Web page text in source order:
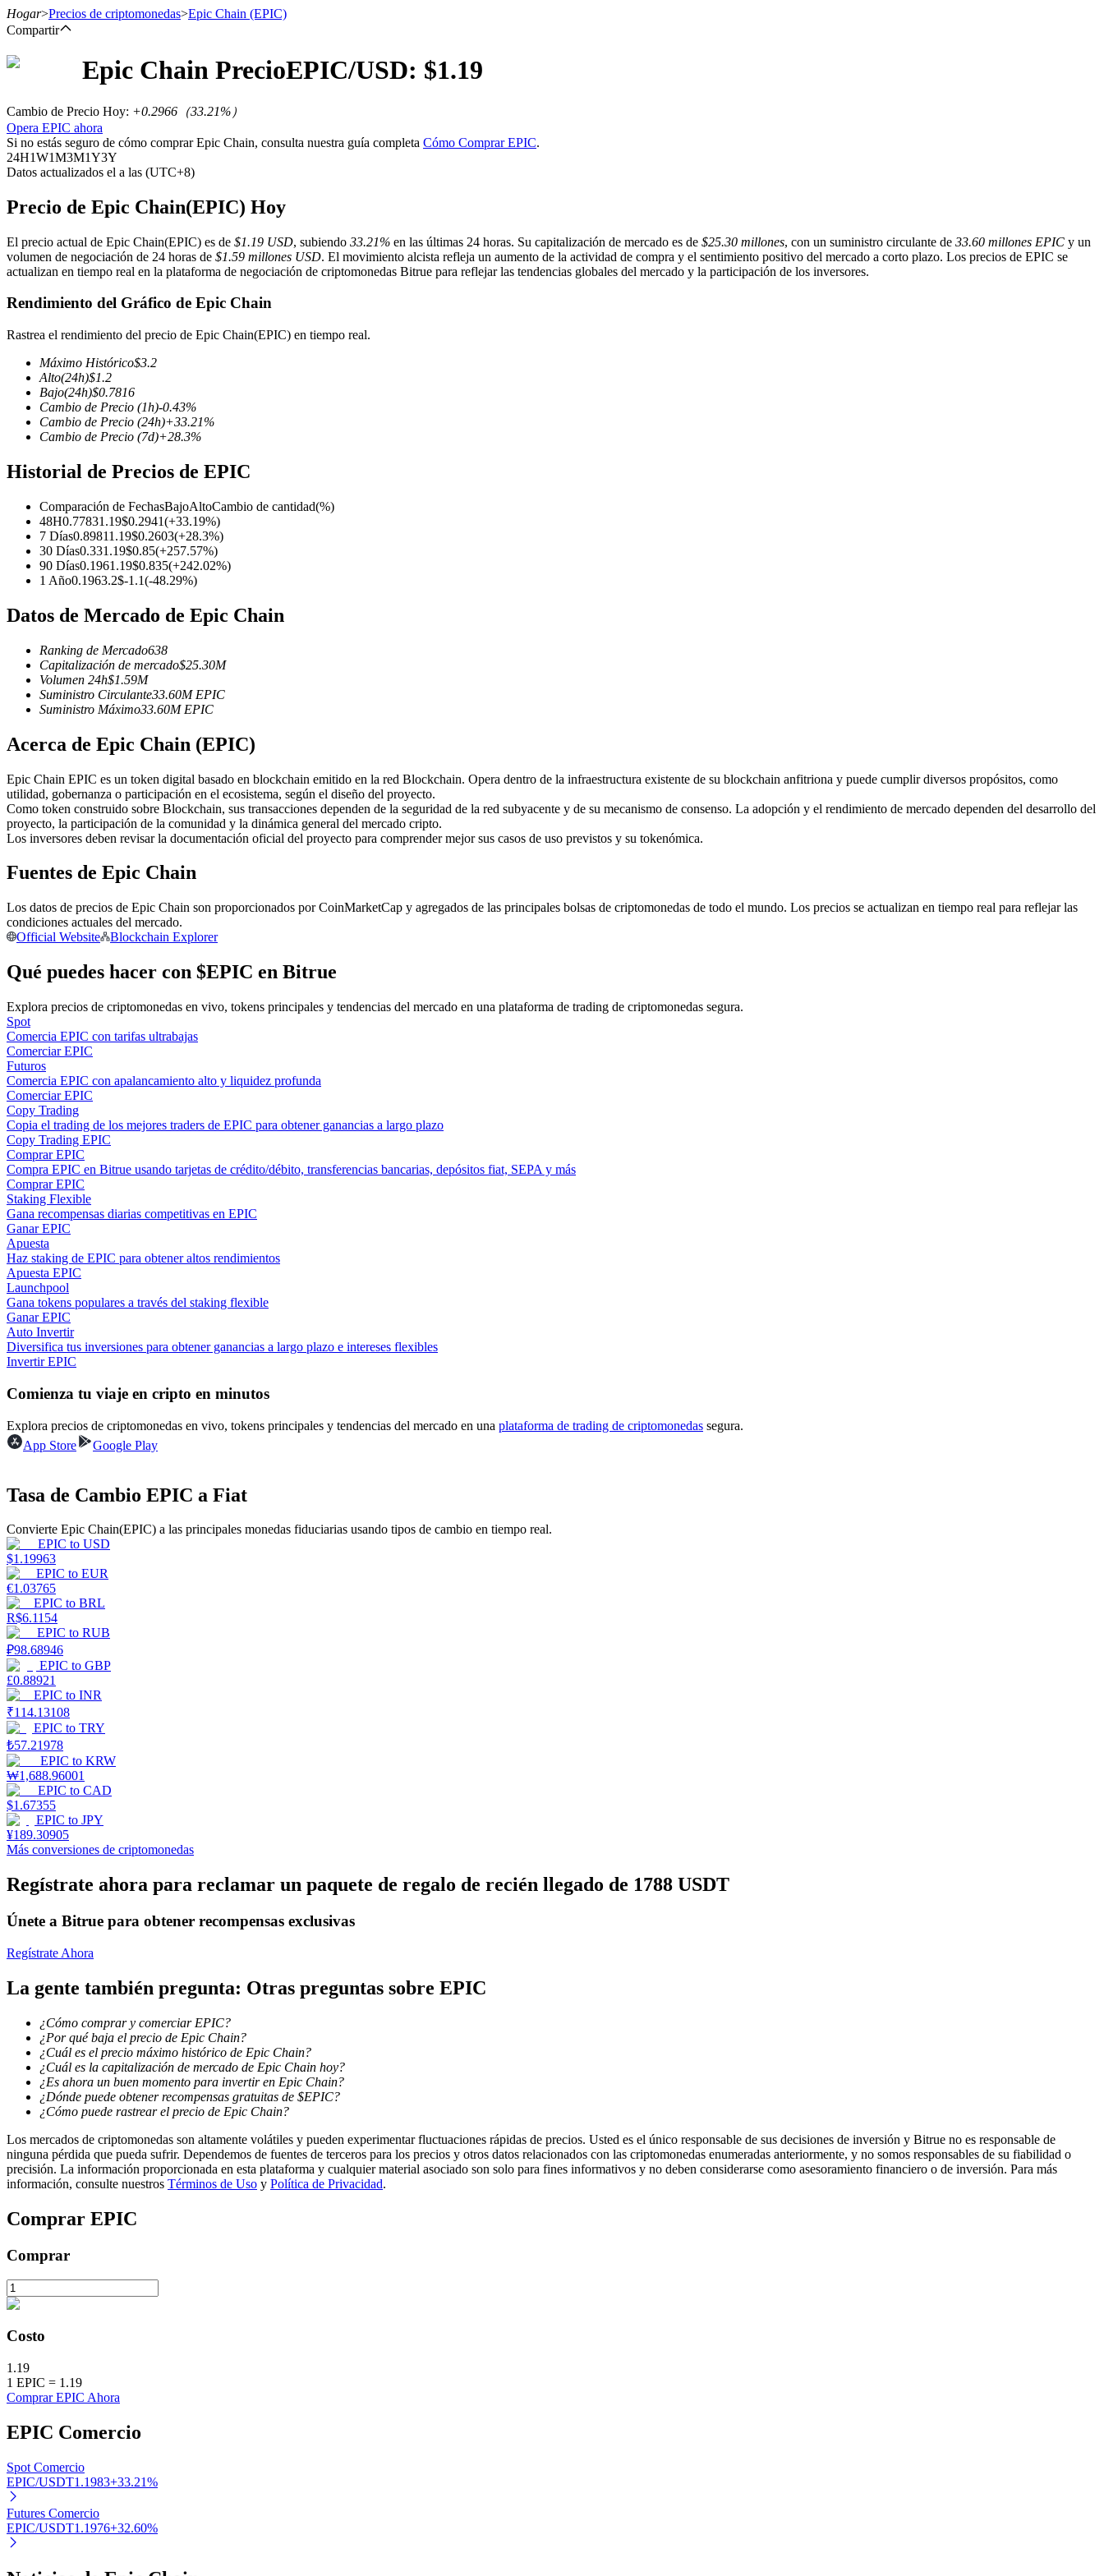
Futuros del USDT
Futuros que utilizan USDT como garantía
Futuros COIN-M
Futuros de criptomonedas
TradFi
Derivados de acciones, divisas, metales preciosos y materias primas
Futuros que utilizan USDC como garantía
Copiar Trading
Conviértete en un Trader de Copia
Disfruta del reparto de beneficios y comisiones de copy trading
Información
Análisis de big data que incluye información comercial, etc.
Guía de inicio de futuros
Estrategias comerciales
Aprenda cómo mantenerse rentable
Power Piggy
Gana recompensas competitivas diariamente
Alta rentabilidad y acceso instantáneo
Launchpool
Participación flexible para ganar tokens populares
Hogar>Precios de criptomonedas>Epic Chain (EPIC)
Compartir
Epic Chain PrecioEPIC/USD: $1.19
Cambio de Precio Hoy: +0.2966 （33.21%）
Opera EPIC ahora
Si no estás seguro de cómo comprar Epic Chain, consulta nuestra guía completa Cómo Comprar EPIC.
24H1W1M3M1Y3Y
Datos actualizados el a las (UTC+8)
Precio de Epic Chain(EPIC) Hoy
El precio actual de Epic Chain(EPIC) es de $1.19 USD, subiendo 33.21% en las últimas 24 horas. Su capitalización de mercado es de $25.30 millones, con un suministro circulante de 33.60 millones EPIC y un
volumen de negociación de 24 horas de $1.59 millones USD. El movimiento alcista refleja un aumento de la actividad de compra y el sentimiento positivo del mercado a corto plazo. Los precios de EPIC se
actualizan en tiempo real en la plataforma de negociación de criptomonedas Bitrue para reflejar las tendencias globales del mercado y la participación de los inversores.
Rendimiento del Gráfico de Epic Chain
Rastrea el rendimiento del precio de Epic Chain(EPIC) en tiempo real.
Máximo Histórico$3.2
Alto(24h)$1.2
Bajo(24h)$0.7816
Cambio de Precio (1h)-0.43%
Cambio de Precio (24h)+33.21%
Cambio de Precio (7d)+28.3%
Historial de Precios de EPIC
Comparación de FechasBajoAltoCambio de cantidad(%)
48H0.77831.19$0.2941(+33.19%)
7 Días0.89811.19$0.2603(+28.3%)
30 Días0.331.19$0.85(+257.57%)
90 Días0.1961.19$0.835(+242.02%)
1 Año0.1963.2$-1.1(-48.29%)
Datos de Mercado de Epic Chain
Ranking de Mercado638
Capitalización de mercado$25.30M
Volumen 24h$1.59M
Suministro Circulante33.60M EPIC
Suministro Máximo33.60M EPIC
Acerca de Epic Chain (EPIC)
Epic Chain EPIC es un token digital basado en blockchain emitido en la red Blockchain. Opera dentro de la infraestructura existente de su blockchain anfitriona y puede cumplir diversos propósitos, como
utilidad, gobernanza o participación en el ecosistema, según el diseño del proyecto.
Como token construido sobre Blockchain, sus transacciones dependen de la seguridad de la red subyacente y de su mecanismo de consenso. La adopción y el rendimiento de mercado dependen del desarrollo del
proyecto, la participación de la comunidad y la dinámica general del mercado cripto.
Los inversores deben revisar la documentación oficial del proyecto para comprender mejor sus casos de uso previstos y su tokenómica.
Fuentes de Epic Chain
Los datos de precios de Epic Chain son proporcionados por CoinMarketCap y agregados de las principales bolsas de criptomonedas de todo el mundo. Los precios se actualizan en tiempo real para reflejar las
condiciones actuales del mercado.
Official Website
Blockchain Explorer
Qué puedes hacer con $EPIC en Bitrue
Explora precios de criptomonedas en vivo, tokens principales y tendencias del mercado en una plataforma de trading de criptomonedas segura.
Spot
Comercia EPIC con tarifas ultrabajas
Comerciar EPIC
Futuros
Comercia EPIC con apalancamiento alto y liquidez profunda
Comerciar EPIC
Copy Trading
Copia el trading de los mejores traders de EPIC para obtener ganancias a largo plazo
Copy Trading EPIC
Comprar EPIC
Compra EPIC en Bitrue usando tarjetas de crédito/débito, transferencias bancarias, depósitos fiat, SEPA y más
Comprar EPIC
Staking Flexible
Gana recompensas diarias competitivas en EPIC
Ganar EPIC
Apuesta
Haz staking de EPIC para obtener altos rendimientos
Apuesta EPIC
Launchpool
Gana tokens populares a través del staking flexible
Ganar EPIC
Auto Invertir
Diversifica tus inversiones para obtener ganancias a largo plazo e intereses flexibles
Invertir EPIC
Comienza tu viaje en cripto en minutos
Explora precios de criptomonedas en vivo, tokens principales y tendencias del mercado en una plataforma de trading de criptomonedas segura.
App Store
Google Play
Tasa de Cambio EPIC a Fiat
Convierte Epic Chain(EPIC) a las principales monedas fiduciarias usando tipos de cambio en tiempo real.
EPIC to USD
$1.19963
EPIC to EUR
€1.03765
EPIC to BRL
R$6.1154
EPIC to RUB
₽98.68946
EPIC to GBP
£0.88921
EPIC to INR
₹114.13108
EPIC to TRY
₺57.21978
EPIC to KRW
₩1,688.96001
EPIC to CAD
$1.67355
EPIC to JPY
¥189.30905
Más conversiones de criptomonedas
Regístrate ahora para reclamar un paquete de regalo de recién llegado de 1788 USDT
Únete a Bitrue para obtener recompensas exclusivas
Regístrate Ahora
La gente también pregunta: Otras preguntas sobre EPIC
¿Cómo comprar y comerciar EPIC?
¿Por qué baja el precio de Epic Chain?
¿Cuál es el precio máximo histórico de Epic Chain?
¿Cuál es la capitalización de mercado de Epic Chain hoy?
¿Es ahora un buen momento para invertir en Epic Chain?
¿Dónde puede obtener recompensas gratuitas de $EPIC?
¿Cómo puede rastrear el precio de Epic Chain?
Los mercados de criptomonedas son altamente volátiles y pueden experimentar fluctuaciones rápidas de precios. Usted es el único responsable de sus decisiones de inversión y Bitrue no es responsable de
ninguna pérdida que pueda sufrir. Dependemos de fuentes de terceros para los precios y otros datos relacionados con las criptomonedas enumeradas anteriormente, y no somos responsables de su fiabilidad o
precisión. La información proporcionada en esta plataforma y cualquier material asociado son solo para fines informativos y no deben considerarse como asesoramiento financiero o de inversión. Para más
información, consulte nuestros Términos de Uso y Política de Privacidad.
Comprar EPIC
Comprar
Costo
1.19
1 EPIC = 1.19
Comprar EPIC Ahora
EPIC Comercio
Spot Comercio
EPIC/USDT1.1983+33.21%
Futures Comercio
EPIC/USDT1.1976+32.60%